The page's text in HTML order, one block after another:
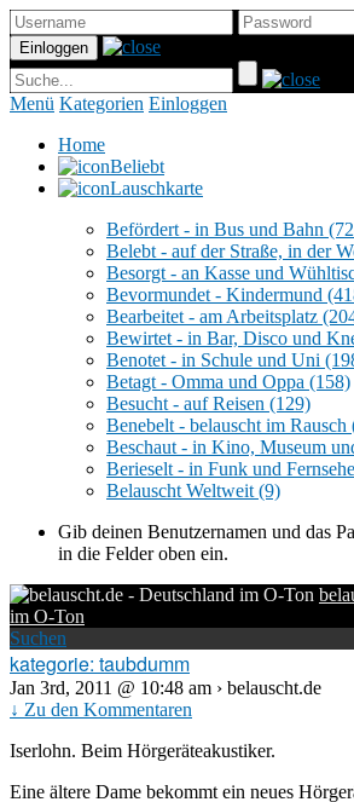
Menü Kategorien Einloggen
Home
Beliebt
Lauschkarte
Befördert - in Bus und Bahn
Belebt - auf der Straße, in der
Besorgt - an Kasse und
Bevormundet - Kindermund
Bearbeitet - am Arbeitsplatz
Bewirtet - in Bar, Disco und
Benotet - in Schule und Uni
Betagt - Omma und Oppa (158)
Besucht - auf Reisen (129)
Benebelt - belauscht im Rausch
Beschaut - in Kino, Museum
Berieselt - in Funk und
Belauscht Weltweit (9)
Gib deinen Benutzernamen und das
in die Felder oben ein.
im O-Ton
Suchen
kategorie: taubdumm
Jan 3rd, 2011 @ 10:48 am › belauscht.de
↓ Zu den Kommentaren
Iserlohn. Beim Hörgeräteakustiker.
Eine ältere Dame bekommt ein neues